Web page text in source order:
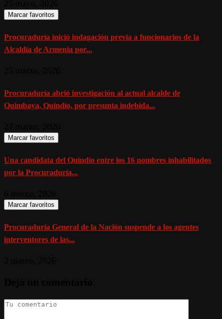
Marcar favoritos
Procuraduría inició indagación previa a funcionarios de la
Alcaldía de Armenia por...
Procuraduría abrió investigación al actual alcalde de
Quimbaya, Quindío, por presunta indebida...
Marcar favoritos
Una candidata del Quindío entre los 16 nombres inhabilitados
por la Procuraduría...
Marcar favoritos
Procuraduría General de la Nación suspende a los agentes
interventores de las...